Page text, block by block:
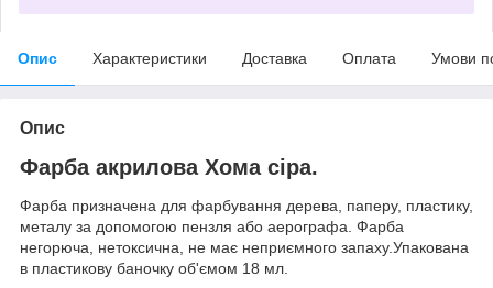
Опис Характеристики Доставка Оплата Умови
Опис
Фарба акрилова Хома сіра.
Фарба призначена для фарбування дерева, паперу, пластику,
металу за допомогою пензля або аерографа. Фарба
негорюча, нетоксична, не має неприємного запаху.Упакована
в пластикову баночку об'ємом 18 мл.